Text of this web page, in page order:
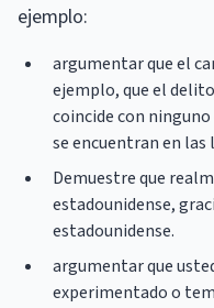
ejemplo:
argumentar que el
ejemplo, que el
coincide con
se encuentran en las
Demuestre que
estadounidense,
estadounidense.
argumentar que
experimentado o